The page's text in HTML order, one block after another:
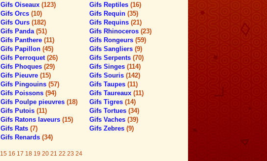
Gifs Oiseaux (123)
Gifs Orcs (10)
Gifs Ours (182)
Gifs Panda (51)
Gifs Panthere (11)
Gifs Papillon (45)
Gifs Perroquet (26)
Gifs Phoques (29)
Gifs Pieuvre (15)
Gifs Pingouins (57)
Gifs Poissons (94)
Gifs Poulpe pieuvres (18)
Gifs Putois (11)
Gifs Ratons laveurs (15)
Gifs Rats (7)
Gifs Renards (34)
Gifs Reptiles (16)
Gifs Requin (35)
Gifs Requins (21)
Gifs Rhinoceros (23)
Gifs Rongeurs (59)
Gifs Sangliers (9)
Gifs Serpents (70)
Gifs Singes (114)
Gifs Souris (142)
Gifs Taupes (11)
Gifs Taureaux (11)
Gifs Tigres (14)
Gifs Tortues (34)
Gifs Vaches (39)
Gifs Zebres (9)
15 16 17 18 19 20 21 22 23 24